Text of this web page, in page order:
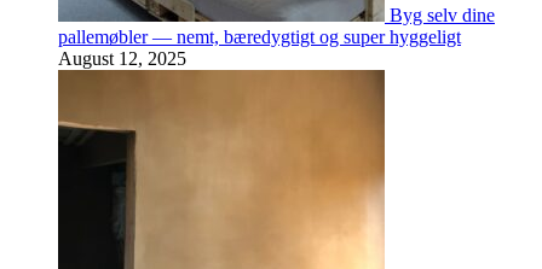
Byg selv dine
pallemøbler — nemt, bæredygtigt og super hyggeligt
August 12, 2025